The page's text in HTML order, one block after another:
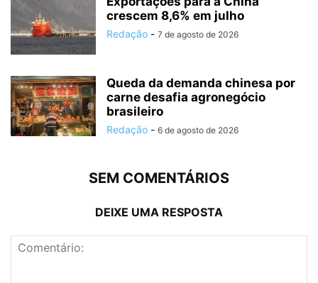
crescem 8,6% em julho
Redação - 7 de agosto de 2026
Queda da demanda chinesa por
carne desafia agronegócio
brasileiro
Redação - 6 de agosto de 2026
SEM COMENTÁRIOS
DEIXE UMA RESPOSTA